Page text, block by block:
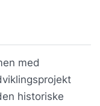
med
historiske